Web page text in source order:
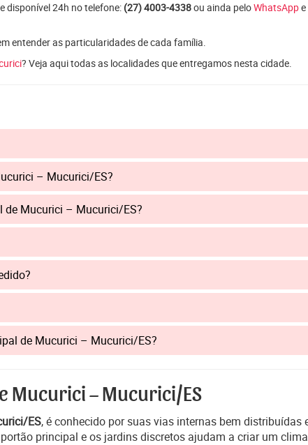
disponível 24h no telefone: (27) 4003-4338ou ainda peloWhatsApp
entender as particularidades de cada família.
? Veja aqui todas as localidades que entregamos nesta cidade.
– Mucurici/ES?
de Mucurici – Mucurici/ES?
de Mucurici – Mucurici/ES?
Mucurici – Mucurici/ES
ES, é conhecido por suas vias internas bem
principal e os jardins discretos ajudam a criar um